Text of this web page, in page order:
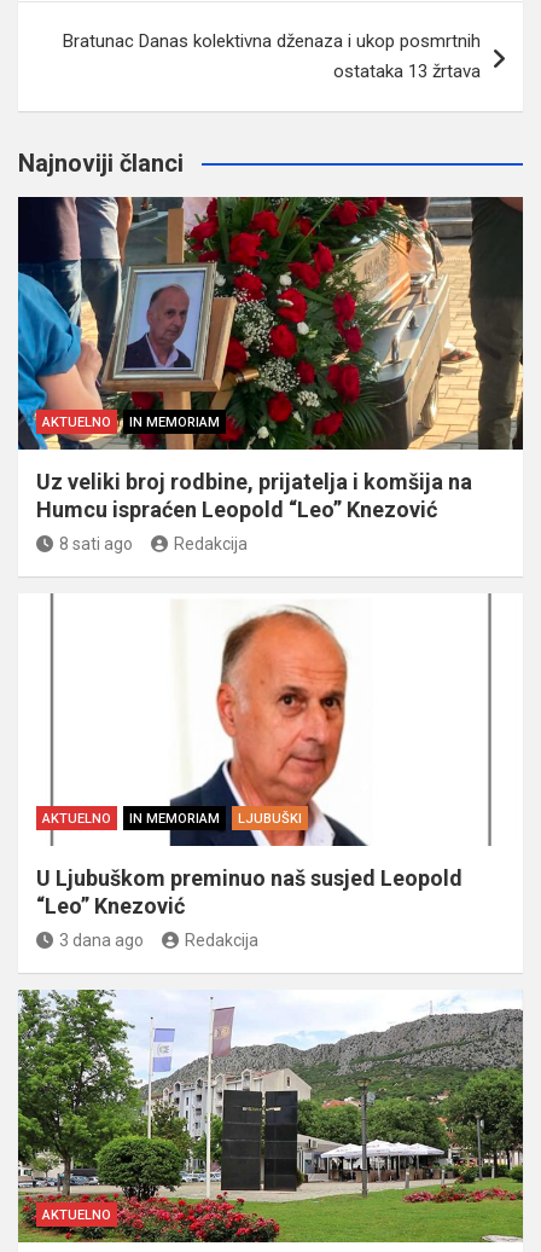
Bratunac Danas kolektivna dženaza i ukop posmrtnih
ostataka 13 žrtava
Najnoviji članci
AKTUELNO IN MEMORIAM
Uz veliki broj rodbine, prijatelja i komšija na
Humcu ispraćen Leopold “Leo” Knezović
8 sati ago Redakcija
AKTUELNO IN MEMORIAM LJUBUŠKI
U Ljubuškom preminuo naš susjed Leopold
“Leo” Knezović
3 dana ago Redakcija
AKTUELNO